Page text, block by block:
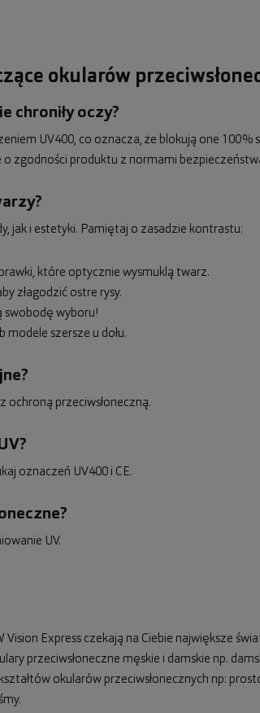
okularów
chroniły oczy?
UV400, co oznacza, że blokują one 100%
o zgodności produktu z normami
jak i estetyki. Pamiętaj o zasadzie kontrastu:
które optycznie wysmuklą twarz.
złagodzić ostre rysy.
swobodę wyboru!
modele szersze u dołu.
ochroną przeciwsłoneczną.
oznaczeń UV400 i CE.
UV.
Express czekają na Ciebie największe
przeciwsłoneczne męskie i damskie np.
okularów przeciwsłonecznych np: